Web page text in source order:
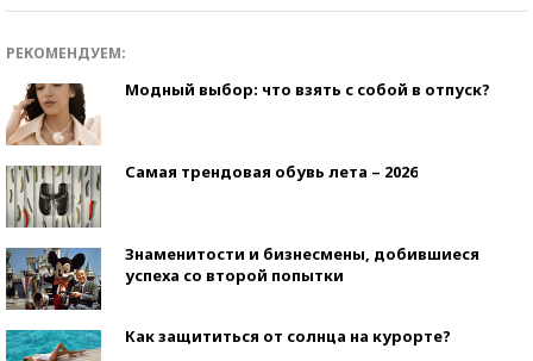
РЕКОМЕНДУЕМ:
Модный выбор: что взять с собой в отпуск?
Самая трендовая обувь лета – 2026
Знаменитости и бизнесмены, добившиеся
успеха со второй попытки
Как защититься от солнца на курорте?